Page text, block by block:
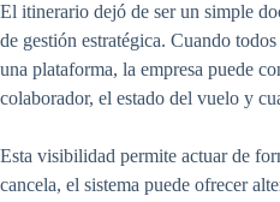
El itinerario dejó de ser un simple
de gestión estratégica. Cuando
una plataforma, la empresa puede
colaborador, el estado del vuelo y
Esta visibilidad permite actuar de
cancela, el sistema puede ofrecer